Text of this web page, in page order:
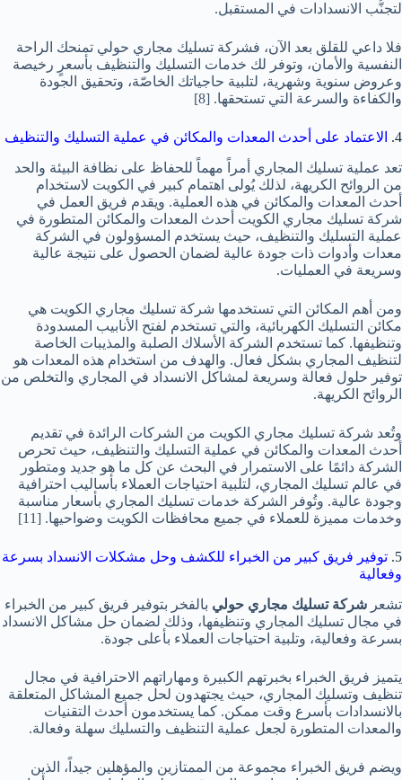
لتجنُّب الانسدادات في المستقبل.
فلا داعي للقلق بعد الآن، فشركة تسليك مجاري حولي تمنحك الراحة
النفسية والأمان، وتوفر لك خدمات التسليك والتنظيف بأسعرٍ رخيصة
وعروض سنوية وشهرية، لتلبية حاجياتك الخاصّة، وتحقيق الجودة
والكفاءة والسرعة التي تستحقها. [8]
4.
الاعتماد على أحدث المعدات والمكائن في عملية التسليك والتنظيف
تعد عملية تسليك المجاري أمراً مهماً للحفاظ على نظافة البيئة والحد
من الروائح الكريهة، لذلك يُولى اهتمام كبير في الكويت لاستخدام
أحدث المعدات والمكائن في هذه العملية. ويقدم فريق العمل في
شركة تسليك مجاري الكويت أحدث المعدات والمكائن المتطورة في
عملية التسليك والتنظيف، حيث يستخدم المسؤولون في الشركة
معدات وأدوات ذات جودة عالية لضمان الحصول على نتيجة عالية
وسريعة في العمليات.
ومن أهم المكائن التي تستخدمها شركة تسليك مجاري الكويت هي
مكائن التسليك الكهربائية، والتي تستخدم لفتح الأنابيب المسدودة
وتنظيفها. كما تستخدم الشركة الأسلاك الصلبة والمذيبات الخاصة
لتنظيف المجاري بشكل فعال. والهدف من استخدام هذه المعدات هو
توفير حلول فعالة وسريعة لمشاكل الانسداد في المجاري والتخلص من
الروائح الكريهة.
وتُعد شركة تسليك مجاري الكويت من الشركات الرائدة في تقديم
أحدث المعدات والمكائن في عملية التسليك والتنظيف، حيث تحرص
الشركة دائمًا على الاستمرار في البحث عن كل ما هو جديد ومتطور
في عالم تسليك المجاري، لتلبية احتياجات العملاء بأساليب احترافية
وجودة عالية. وتُوفر الشركة خدمات تسليك المجاري بأسعار مناسبة
وخدمات مميزة للعملاء في جميع محافظات الكويت وضواحيها. [11]
5. توفير فريق كبير من الخبراء للكشف وحل مشكلات الانسداد بسرعة
وفعالية
تشعر شركة تسليك مجاري حولي بالفخر بتوفير فريق كبير من الخبراء
في مجال تسليك المجاري وتنظيفها، وذلك لضمان حل مشاكل الانسداد
بسرعة وفعالية، وتلبية احتياجات العملاء بأعلى جودة.
يتميز فريق الخبراء بخبرتهم الكبيرة ومهاراتهم الاحترافية في مجال
تنظيف وتسليك المجاري، حيث يجتهدون لحل جميع المشاكل المتعلقة
بالانسدادات بأسرع وقت ممكن. كما يستخدمون أحدث التقنيات
والمعدات المتطورة لجعل عملية التنظيف والتسليك سهلة وفعالة.
ويضم فريق الخبراء مجموعة من الممتازين والمؤهلين جيداً، الذين